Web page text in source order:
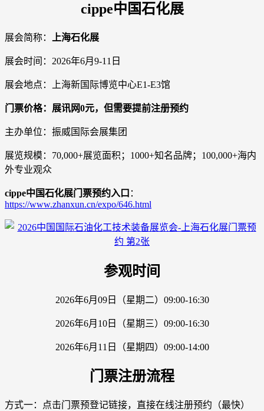
cippe中国石化展
展会简称： 上海石化展
展会时间：2026年6月9-11日
展会地点：上海新国际博览中心E1-E3馆
门票价格：展讯网0元，但需要提前注册预约
主办单位：振威国际会展集团
展览规模：70,000+展览面积；1000+知名品牌；100,000+海内
外专业观众
cippe中国石化展门票预约入口 ：
https://www.zhanxun.cn/expo/646.html
参观时间
2026年6月09日（星期二）09:00-16:30
2026年6月10日（星期三）09:00-16:30
2026年6月11日（星期四）09:00-14:00
门票注册流程
方式一：点击门票预登记链接，直接在线注册预约（最快）